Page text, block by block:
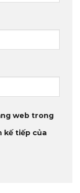
web trong
kế tiếp của